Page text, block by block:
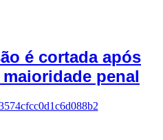
é cortada após
penal